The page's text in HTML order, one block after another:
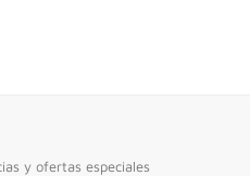
y ofertas especiales